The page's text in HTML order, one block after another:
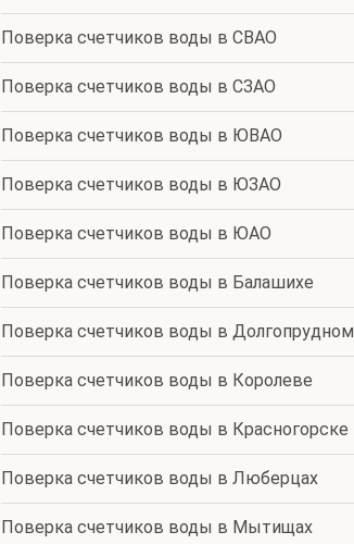
Поверка счетчиков воды в СВАО
Поверка счетчиков воды в СЗАО
Поверка счетчиков воды в ЮВАО
Поверка счетчиков воды в ЮЗАО
Поверка счетчиков воды в ЮАО
Поверка счетчиков воды в Балашихе
Поверка счетчиков воды в Долгопрудном
Поверка счетчиков воды в Королеве
Поверка счетчиков воды в Красногорске
Поверка счетчиков воды в Люберцах
Поверка счетчиков воды в Мытищах